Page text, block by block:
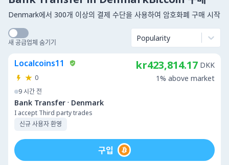
Denmark에서 300개 이상의 결제 수단을 사용하여 암호화폐 구매 시작
새 공급업체 숨기기 Popularity
Localcoins11
0
9 시간 전
Bank Transfer · Denmark
I accept Third party trades
신규 사용자 환영
kr423,814.17 DKK
1% above market
구입